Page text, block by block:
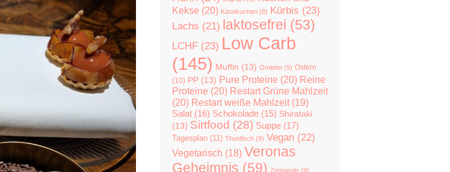
Kekse (20) Käsekuchen (8) Kürbis (23)
Lachs (21) laktosefrei (53)
LCHF (23) Low Carb
(145) Muffin (13) Omlette (9) Ostern
(10) PP (13) Pure Proteine (20) Reine
Proteine (20) Restart Grüne Mahlzeit
(20) Restart weiße Mahlzeit (19)
Salat (16) Schokolade (15) Shirataki
(13) Sirtfood (28) Suppe (17)
Tagesplan (11) Thunfisch (9) Vegan (22)
Vegetarisch (18) Veronas
Geheimnis (59) Zentangle (9)